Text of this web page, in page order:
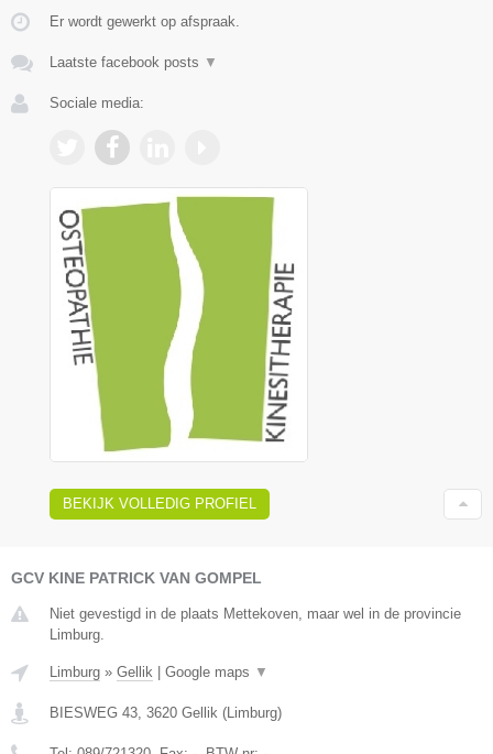
Er wordt gewerkt op afspraak.
Laatste facebook posts ▼
Sociale media:
BEKIJK VOLLEDIG PROFIEL
GCV KINE PATRICK VAN GOMPEL
Niet gevestigd in de plaats Mettekoven, maar wel in de provincie
Limburg.
Limburg » Gellik Google maps ▼
BIESWEG 43, 3620 Gellik (Limburg)